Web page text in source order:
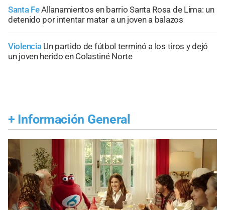
Santa FeAllanamientos en barrio Santa Rosa de Lima: un
detenido por intentar matar a un joven a balazos
Violencia Un partido de fútbol terminó a los tiros y dejó
un joven herido en Colastiné Norte
+ Información General